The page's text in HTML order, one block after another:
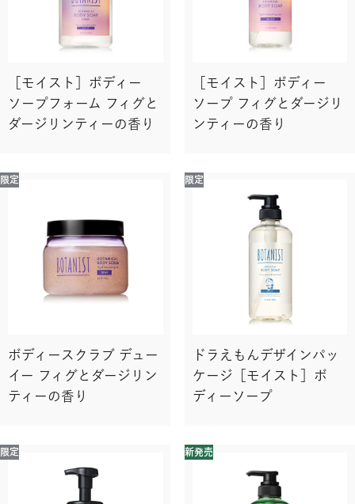
［モイスト］ボディー
ソープフォーム フィグと
ダージリンティーの香り
［モイスト］ボディー
ソープ フィグとダージリ
ンティーの香り
限定
ボディースクラブ デュー
イー フィグとダージリン
ティーの香り
限定
ドラえもんデザインパッ
ケージ［モイスト］ボ
ディーソープ
限定 新発売